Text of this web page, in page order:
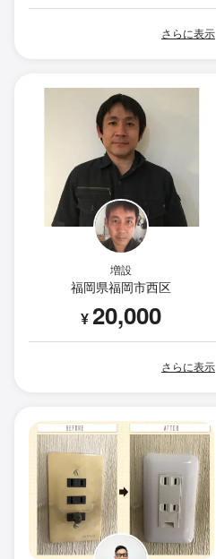
さらに表示
増設
福岡県福岡市西区
¥20,000
さらに表示